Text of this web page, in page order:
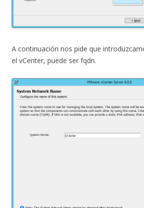
A continuación nos pide que
el vCenter, puede ser fqdn.